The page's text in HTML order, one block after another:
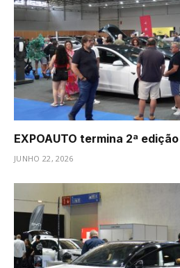
EXPOAUTO termina 2ª
JUNHO 22, 2026